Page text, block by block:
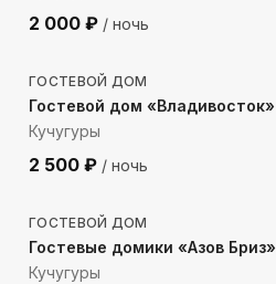
2 000 ₽ / ночь
170м до моря
ГОСТЕВОЙ ДОМ
Гостевой дом «Владивосток»
Кучугуры
2 500 ₽ / ночь
173м до моря
ГОСТЕВОЙ ДОМ
Гостевые домики «Азов Бриз»
Кучугуры